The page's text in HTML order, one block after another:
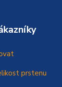
prstenu